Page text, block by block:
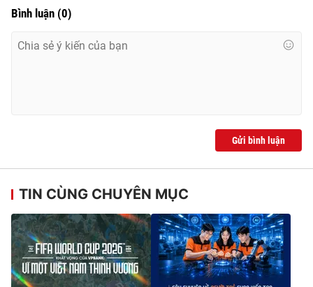
Bình luận (0)
Gửi bình luận
TIN CÙNG CHUYÊN MỤC